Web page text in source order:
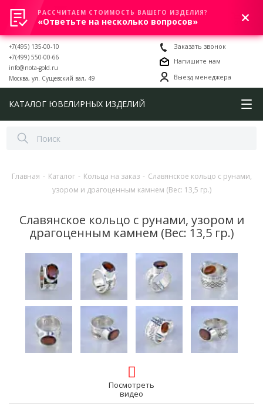
0
+7(495) 135-00-10
+7(499) 550-00-66
info@nota-gold.ru
Москва, ул. Сущевский вал, 49
Заказать звонок
Напишите нам
Выезд менеджера
КАТАЛОГ ЮВЕЛИРНЫХ ИЗДЕЛИЙ
Главная - Каталог - Кольца на заказ - Славянское кольцо с рунами,
узором и драгоценным камнем (Вес: 13,5 гр.)
Славянское кольцо с рунами, узором и
драгоценным камнем (Вес: 13,5 гр.)
Посмотреть
видео
РАССЧИТАЕМ СТОИМОСТЬ ВАШЕГО ИЗДЕЛИЯ?
«Ответьте на несколько вопросов»